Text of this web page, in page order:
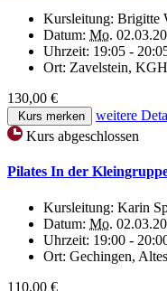
Kursleitung: Brigitte
Datum: Mo.
Uhrzeit: 19:05 -
Ort: Zavelstein,
130,00 €
Kurs merken
weitere
Kurs abgeschlossen
Pilates In der
Kursleitung: Karin
Datum: Mo.
Uhrzeit: 19:00 -
Ort: Gechingen,
110,00 €